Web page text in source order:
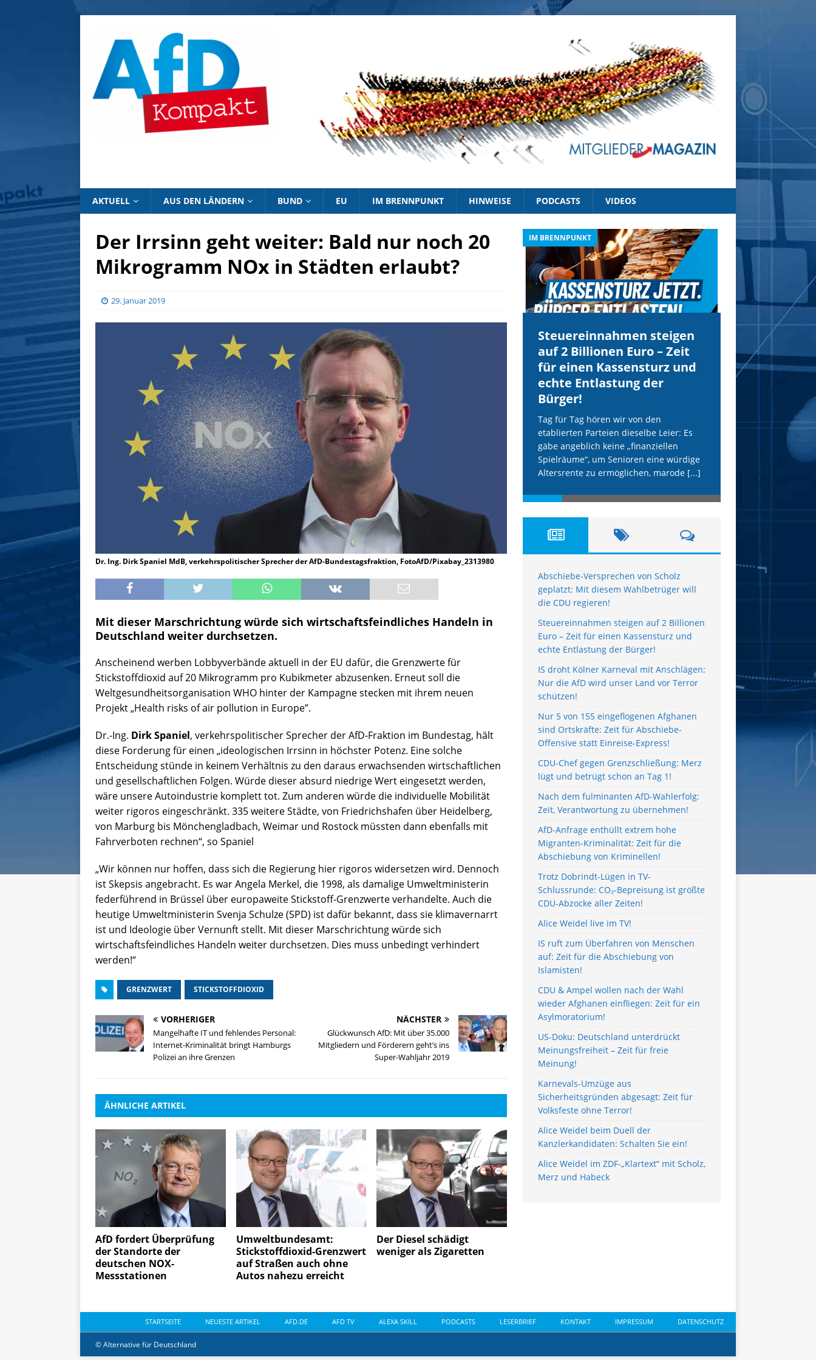
AKTUELL AUS DEN LÄNDERN BUND EU IM BRENNPUNKT HINWEISE PODCASTS VIDEOS
Der Irrsinn geht weiter: Bald nur noch 20
Mikrogramm NOx in Städten erlaubt?
29. Januar 2019
Dr. Ing. Dirk Spaniel MdB, verkehrspolitischer Sprecher der AfD-Bundestagsfraktion, FotoAfD/Pixabay_2313980
Mit dieser Marschrichtung würde sich wirtschaftsfeindliches Handeln in
Deutschland weiter durchsetzen.
Anscheinend werben Lobbyverbände aktuell in der EU dafür, die Grenzwerte für
Stickstoffdioxid auf 20 Mikrogramm pro Kubikmeter abzusenken. Erneut soll die
Weltgesundheitsorganisation WHO hinter der Kampagne stecken mit ihrem neuen
Projekt „Health risks of air pollution in Europe”.
Dr.-Ing. Dirk Spaniel, verkehrspolitischer Sprecher der AfD-Fraktion im Bundestag, hält
diese Forderung für einen „ideologischen Irrsinn in höchster Potenz. Eine solche
Entscheidung stünde in keinem Verhältnis zu den daraus erwachsenden wirtschaftlichen
und gesellschaftlichen Folgen. Würde dieser absurd niedrige Wert eingesetzt werden,
wäre unsere Autoindustrie komplett tot. Zum anderen würde die individuelle Mobilität
weiter rigoros eingeschränkt. 335 weitere Städte, von Friedrichshafen über Heidelberg,
von Marburg bis Mönchengladbach, Weimar und Rostock müssten dann ebenfalls mit
Fahrverboten rechnen“, so Spaniel
„Wir können nur hoffen, dass sich die Regierung hier rigoros widersetzen wird. Dennoch
ist Skepsis angebracht. Es war Angela Merkel, die 1998, als damalige Umweltministerin
federführend in Brüssel über europaweite Stickstoff-Grenzwerte verhandelte. Auch die
heutige Umweltministerin Svenja Schulze (SPD) ist dafür bekannt, dass sie klimavernarrt
ist und Ideologie über Vernunft stellt. Mit dieser Marschrichtung würde sich
wirtschaftsfeindliches Handeln weiter durchsetzen. Dies muss unbedingt verhindert
werden!“
GRENZWERT STICKSTOFFDIOXID
VORHERIGER
Mangelhafte IT und fehlendes Personal:
Internet-Kriminalität bringt Hamburgs
Polizei an ihre Grenzen
NÄCHSTER
Glückwunsch AfD: Mit über 35.000
Mitgliedern und Förderern geht’s ins
Super-Wahljahr 2019
ÄHNLICHE ARTIKEL
AfD fordert Überprüfung
der Standorte der
deutschen NOX-
Messstationen
Umweltbundesamt:
Stickstoffdioxid-Grenzwert
auf Straßen auch ohne
Autos nahezu erreicht
Der Diesel schädigt
weniger als Zigaretten
IM BRENNPUNKT
CDU & Ampel wollen nach
der Wahl wieder Afghanen
einfliegen: Zeit für ein
Asylmoratorium!
Die Bundesregierung und die CDU
halten die Wähler für dumm! Weil die
Stimmung wegen der von Afghanen
verübten Anschläge kippte, wurden die
Flüge vor der
IM BRENNPUNKT
Steuereinnahmen steigen
auf 2 Billionen Euro – Zeit
für einen Kassensturz und
echte Entlastung der
Bürger!
Tag für Tag hören wir von den
etablierten Parteien dieselbe Leier: Es
gäbe angeblich keine „finanziellen
Spielräume“, um Senioren eine würdige
Altersrente zu ermöglichen, marode [...]
IM BRENNPUNKT
IS droht
mit
AfD wird
Terror
Unsere
erneut vom IS-
etablierten
Terror-Webseite
Abschiebe-Versprechen von Scholz
geplatzt: Mit diesem Wahlbetrüger will
die CDU regieren!
Steuereinnahmen steigen auf 2 Billionen
Euro – Zeit für einen Kassensturz und
echte Entlastung der Bürger!
IS droht Kölner Karneval mit Anschlägen:
Nur die AfD wird unser Land vor Terror
schützen!
Nur 5 von 155 eingeflogenen Afghanen
sind Ortskräfte: Zeit für Abschiebe-
Offensive statt Einreise-Express!
CDU-Chef gegen Grenzschließung: Merz
lügt und betrügt schon an Tag 1!
Nach dem fulminanten AfD-Wahlerfolg:
Zeit, Verantwortung zu übernehmen!
AfD-Anfrage enthüllt extrem hohe
Migranten-Kriminalität: Zeit für die
Abschiebung von Kriminellen!
Trotz Dobrindt-Lügen in TV-
Schlussrunde: CO₂-Bepreisung ist größte
CDU-Abzocke aller Zeiten!
Alice Weidel live im TV!
IS ruft zum Überfahren von Menschen
auf: Zeit für die Abschiebung von
Islamisten!
CDU & Ampel wollen nach der Wahl
wieder Afghanen einfliegen: Zeit für ein
Asylmoratorium!
US-Doku: Deutschland unterdrückt
Meinungsfreiheit – Zeit für freie
Meinung!
Karnevals-Umzüge aus
Sicherheitsgründen abgesagt: Zeit für
Volksfeste ohne Terror!
Alice Weidel beim Duell der
Kanzlerkandidaten: Schalten Sie ein!
Alice Weidel im ZDF-„Klartext“ mit Scholz,
Merz und Habeck
STARTSEITE NEUESTE ARTIKEL AFD.DE AFD TV ALEXA SKILL PODCASTS LESERBRIEF KONTAKT IMPRESSUM DATENSCHUTZ
© Alternative für Deutschland